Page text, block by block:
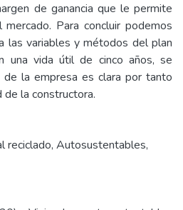
de ganancia que le permite
Para concluir podemos
las variables y métodos del plan
una vida útil de cinco años, se
la empresa es clara por tanto
la constructora.
reciclado, Autosustentables,